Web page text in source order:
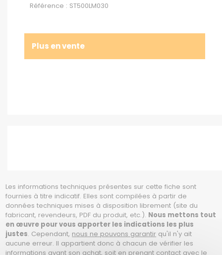
Référence : ST500LM030
Plus en vente
Les informations techniques présentes sur cette fiche sont
fournies à titre indicatif. Elles sont compilées à partir de
données techniques mises à disposition librement (site du
fabricant, revendeurs, PDF du produit, etc.). Nous mettons tout
en œuvre pour vous apporter les indications les plus
justes. Cependant, nous ne pouvons garantir qu'il n'y ait
aucune erreur. Il appartient donc à chacun de vérifier les
informations avant son achat, soit en prenant contact avec le